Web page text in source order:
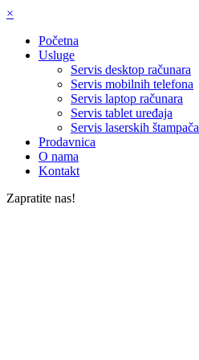
×
Početna
Usluge
Servis desktop računara
Servis mobilnih telefona
Servis laptop računara
Servis tablet uređaja
Servis laserskih štampača
Prodavnica
O nama
Kontakt
Zapratite nas!